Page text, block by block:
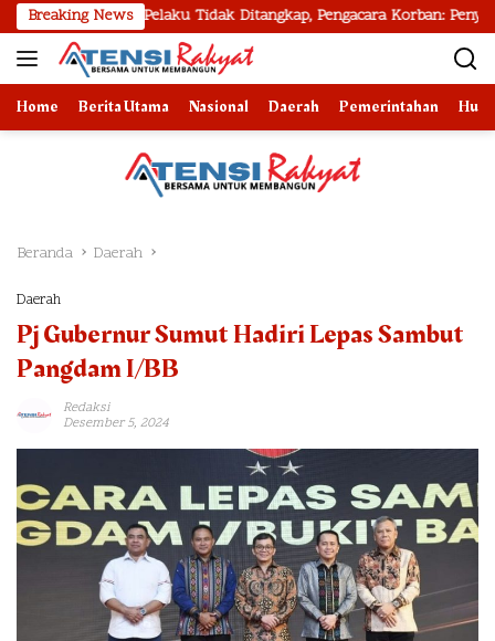
Langsung
ke
konten
Breaking News
Pelaku Tidak Ditangkap, Pengacara Korban: Penyidik Lamban
Home Berita Utama Nasional Daerah Pemerintahan
Beranda Daerah
Daerah
Pj Gubernur Sumut Hadiri Lepas Sambut
Pangdam I/BB
Redaksi
Desember 5, 2024